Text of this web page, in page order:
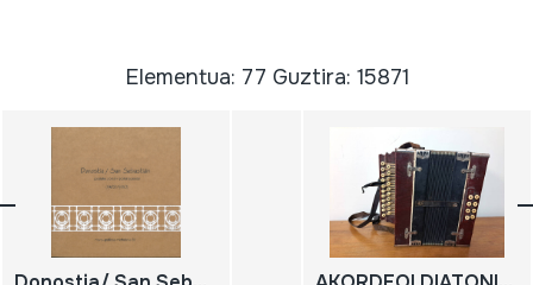
Elementua: 77 Guztira: 15871